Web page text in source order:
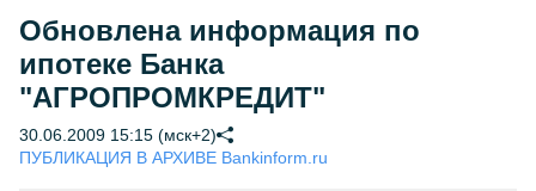
Обновлена информация по
ипотеке Банка
"АГРОПРОМКРЕДИТ"
30.06.2009 15:15 (мск+2)
ПУБЛИКАЦИЯ В АРХИВЕ Bankinform.ru